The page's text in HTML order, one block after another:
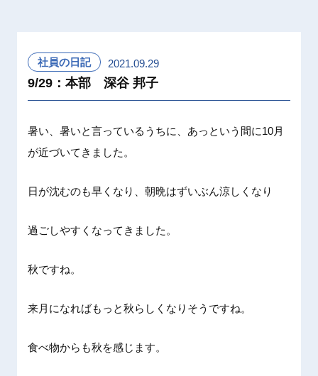
社員の日記 2021.09.29
9/29：本部 深谷 邦子
暑い、暑いと言っているうちに、あっという間に10月
が近づいてきました。
日が沈むのも早くなり、朝晩はずいぶん涼しくなり
過ごしやすくなってきました。
秋ですね。
来月になればもっと秋らしくなりそうですね。
食べ物からも秋を感じます。